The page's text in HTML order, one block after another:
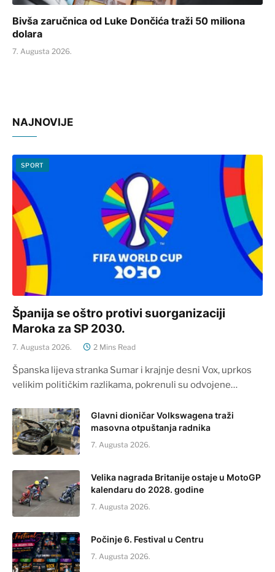
Bivša zaručnica od Luke Dončića traži 50 miliona
dolara
7. Augusta 2026.
NAJNOVIJE
SPORT
Španija se oštro protivi suorganizaciji
Maroka za SP 2030.
7. Augusta 2026. 2 Mins Read
Španska lijeva stranka Sumar i krajnje desni Vox, uprkos
velikim političkim razlikama, pokrenuli su odvojene…
Glavni dioničar Volkswagena traži
masovna otpuštanja radnika
7. Augusta 2026.
Velika nagrada Britanije ostaje u MotoGP
kalendaru do 2028. godine
7. Augusta 2026.
Počinje 6. Festival u Centru
7. Augusta 2026.